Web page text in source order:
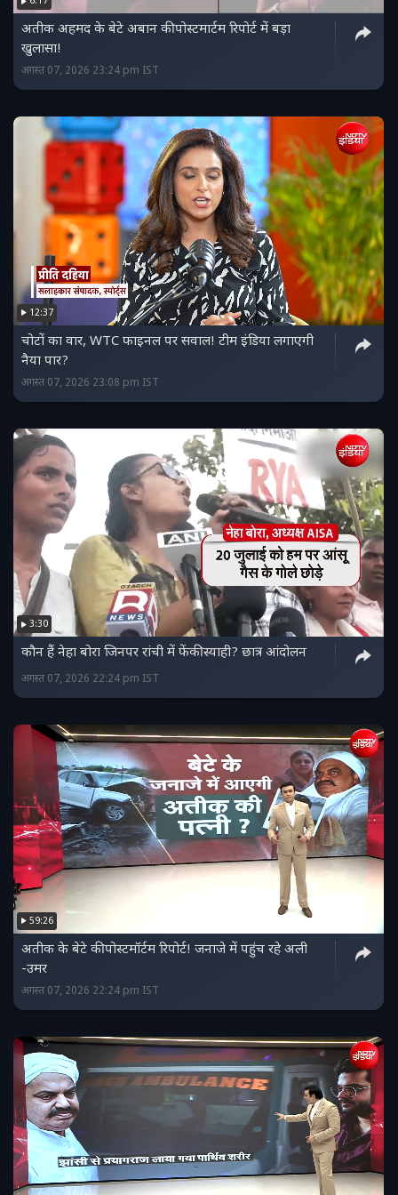
अतीक अहमद के बेटे अबान की पोस्टमार्टम रिपोर्ट में बड़ा
खुलासा!
अगस्त 07, 2026 23:24 pm IST
12:37
चोटों का वार, WTC फाइनल पर सवाल! टीम इंडिया लगाएगी
नैया पार?
अगस्त 07, 2026 23:08 pm IST
3:30
कौन हैं नेहा बोरा जिनपर रांची में फेंकी स्याही? छात्र आंदोलन
अगस्त 07, 2026 22:24 pm IST
59:26
अतीक के बेटे की पोस्टमॉर्टम रिपोर्ट! जनाजे में पहुंच रहे अली
-उमर
अगस्त 07, 2026 22:24 pm IST